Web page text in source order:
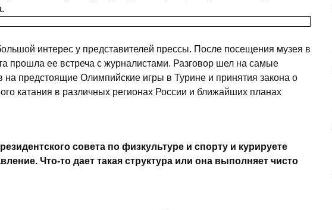
интерес у представителей прессы. После посещения музея в
прошла ее встреча с журналистами. Разговор шел на самые
на предстоящие Олимпийские игры в Турине и принятия закона о
катания в различных регионах России и ближайших планах
совета по физкультуре и спорту и курируете
Что-то дает такая структура или она выполняет чисто